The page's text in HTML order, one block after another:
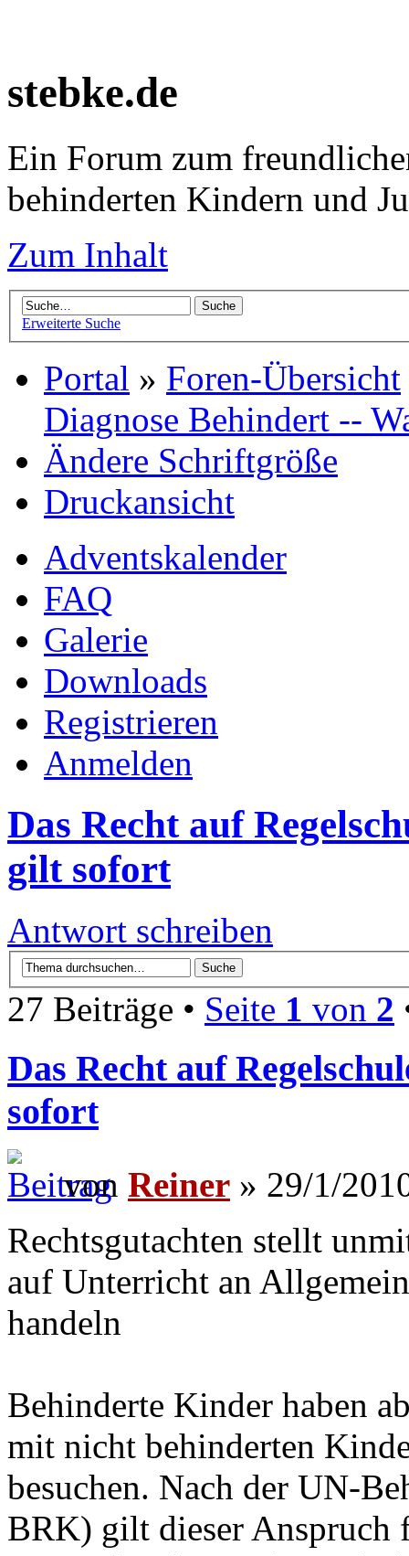
stebke.de
Ein Forum zum
behinderten Kindern und
Zum Inhalt
Erweiterte Suche
Portal » Foren-Übersicht
Diagnose Behindert --
Ändere Schriftgröße
Druckansicht
Adventskalender
FAQ
Galerie
Downloads
Registrieren
Anmelden
Das Recht auf
gilt sofort
Antwort schreiben
27 Beiträge • Seite 1 von 2
Das Recht auf
sofort
von Reiner » 29/1/
Rechtsgutachten stellt
auf Unterricht an
handeln
Behinderte Kinder haben
mit nicht behinderten
besuchen. Nach der UN-
BRK) gilt dieser Anspruch